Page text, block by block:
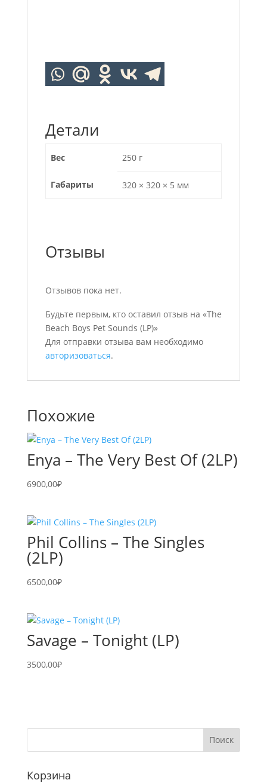
Детали
Вес 250 г
Габариты 320 × 320 × 5 мм
Отзывы
Отзывов пока нет.
Будьте первым, кто оставил отзыв на «The
Beach Boys Pet Sounds (LP)»
Для отправки отзыва вам необходимо
авторизоваться.
Похожие
Enya – The Very Best Of (2LP)
6900,00₽
Phil Collins – The Singles
(2LP)
6500,00₽
Savage – Tonight (LP)
3500,00₽
Корзина